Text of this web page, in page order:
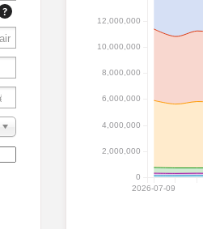
?
2026-07-09
0
2,000,000
4,000,000
6,000,000
8,000,000
10,000,000
12,000,000